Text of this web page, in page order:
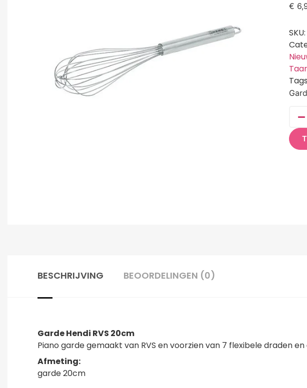
€
SKU:
BESCHRIJVING BEOORDELINGEN (0)
Garde Hendi RVS 20cm
Piano garde gemaakt van RVS en voorzien van 7 flexibele draden
Afmeting:
garde 20cm